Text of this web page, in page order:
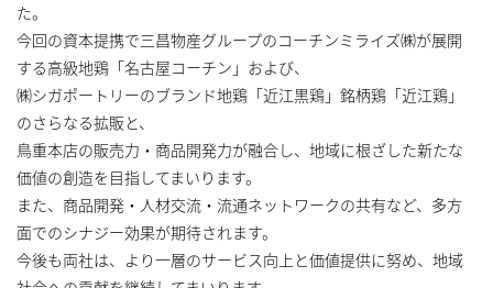
た。
今回の資本提携で三昌物産グループのコーチンミライズ㈱が展開
する高級地鶏「名古屋コーチン」および、
㈱シガポートリーのブランド地鶏「近江黒鶏」銘柄鶏「近江鶏」
のさらなる拡販と、
鳥重本店の販売力・商品開発力が融合し、地域に根ざした新たな
価値の創造を目指してまいります。
また、商品開発・人材交流・流通ネットワークの共有など、多方
面でのシナジー効果が期待されます。
今後も両社は、より一層のサービス向上と価値提供に努め、地域